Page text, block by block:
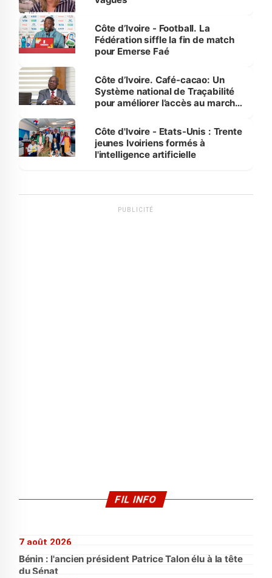
Côte d’Ivoire - Football. La
Fédération siffle la fin de match
pour Emerse Faé
Côte d’Ivoire. Café-cacao: Un
Système national de Traçabilité
pour améliorer l’accès au marché
Côte d'Ivoire - Etats-Unis : Trente
jeunes Ivoiriens formés à
l'intelligence artificielle
PUBLICITÉ
FIL INFO
7 août 2026
Bénin : l'ancien président Patrice Talon élu à la tête
du Sénat